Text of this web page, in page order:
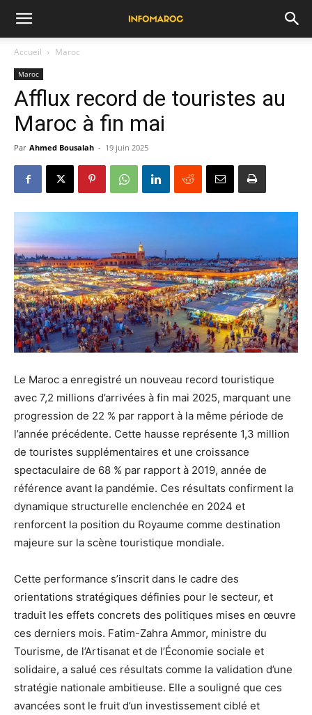
Accueil Maroc
Maroc
Afflux record de touristes au
Maroc à fin mai
Par Ahmed Bousalah - 19 juin 2025
Le Maroc a enregistré un nouveau record touristique
avec 7,2 millions d’arrivées à fin mai 2025, marquant une
progression de 22 % par rapport à la même période de
l’année précédente. Cette hausse représente 1,3 million
de touristes supplémentaires et une croissance
spectaculaire de 68 % par rapport à 2019, année de
référence avant la pandémie. Ces résultats confirment la
dynamique structurelle enclenchée en 2024 et
renforcent la position du Royaume comme destination
majeure sur la scène touristique mondiale.
Cette performance s’inscrit dans le cadre des
orientations stratégiques définies pour le secteur, et
traduit les effets concrets des politiques mises en œuvre
ces derniers mois. Fatim-Zahra Ammor, ministre du
Tourisme, de l’Artisanat et de l’Économie sociale et
solidaire, a salué ces résultats comme la validation d’une
stratégie nationale ambitieuse. Elle a souligné que ces
avancées sont le fruit d’un investissement ciblé et